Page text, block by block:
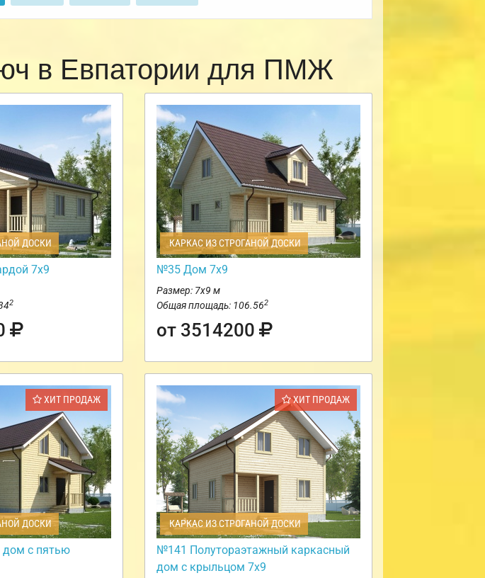
в Евпатории для ПМЖ
ДОСКИ
7х9
2
КАРКАС ИЗ СТРОГАНОЙ ДОСКИ
№35 Дом 7х9
Размер: 7х9 м
Общая площадь: 106.562
от 3514200
ХИТ ПРОДАЖ
ДОСКИ
с пятью
ХИТ ПРОДАЖ
КАРКАС ИЗ СТРОГАНОЙ ДОСКИ
№141 Полутораэтажный каркасный
дом с крыльцом 7х9